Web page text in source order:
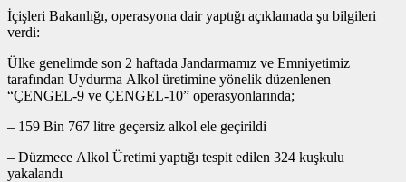
İçişleri Bakanlığı, operasyona dair yaptığı açıklamada şu bilgileri
verdi:
Ülke genelimde son 2 haftada Jandarmamız ve Emniyetimiz
tarafından Uydurma Alkol üretimine yönelik düzenlenen
“ÇENGEL-9 ve ÇENGEL-10” operasyonlarında;
– 159 Bin 767 litre geçersiz alkol ele geçirildi
– Düzmece Alkol Üretimi yaptığı tespit edilen 324 kuşkulu
yakalandı